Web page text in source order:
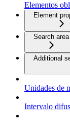
Elementos
Element
Search area
Additional
Unidades de
Intervalo